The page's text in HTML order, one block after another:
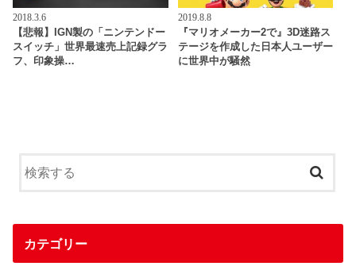
2018.3.6
【悲報】IGN製の「ニンテンドー
スイッチ」世界最速売上記録グラ
フ、印象操…
2019.8.8
『マリオメーカー2で』3D迷路ス
テージを作成した日本人ユーザー
に世界中が騒然
カテゴリー